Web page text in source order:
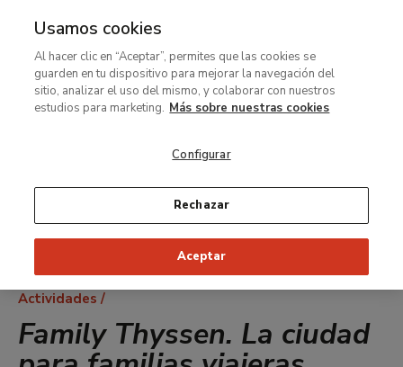
MENÚ
contenido
principal
Ruta
de
navegación
Actividades
Family Thyssen. La ciudad
Usamos cookies
Al hacer clic en “Aceptar”, permites que las cookies se
guarden en tu dispositivo para mejorar la navegación del
sitio, analizar el uso del mismo, y colaborar con nuestros
estudios para marketing. Más sobre nuestras cookies
Configurar
Rechazar
Aceptar